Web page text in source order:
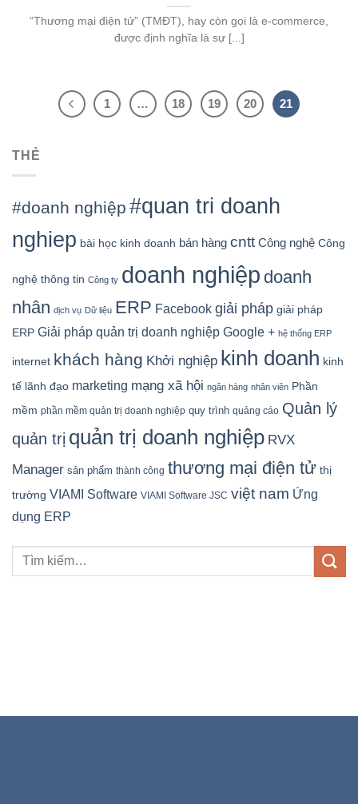
“Thương mại điện tử” (TMĐT), hay còn gọi là e-commerce,
được định nghĩa là sự [...]
1 … 18 19 20 21
THẺ
#doanh nghiệp #quan tri doanh
nghiep bài học kinh doanh bán hàng cntt Công nghệ Công
nghệ thông tin Công ty doanh nghiệp doanh
nhân dịch vụ Dữ liệu ERP Facebook giải pháp giải pháp
ERP Giải pháp quản trị doanh nghiệp Google + hệ thống ERP
internet khách hàng Khởi nghiệp kinh doanh kinh
tế lãnh đạo marketing mạng xã hội ngân hàng nhân viên Phần
mềm phần mềm quản trị doanh nghiệp quy trình quảng cáo Quản lý
quản trị quản trị doanh nghiệp RVX
Manager sản phẩm thành công thương mại điện tử thị
trường VIAMI Software VIAMI Software JSC việt nam Ứng
dụng ERP